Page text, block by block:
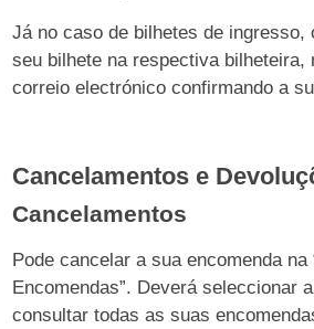
Já no caso de bilhetes de
seu bilhete na respectiva bilheteira,
correio electrónico confirmando a
Cancelamentos e
Cancelamentos
Pode cancelar a sua encomenda
Encomendas”. Deverá seleccionar
consultar todas as suas